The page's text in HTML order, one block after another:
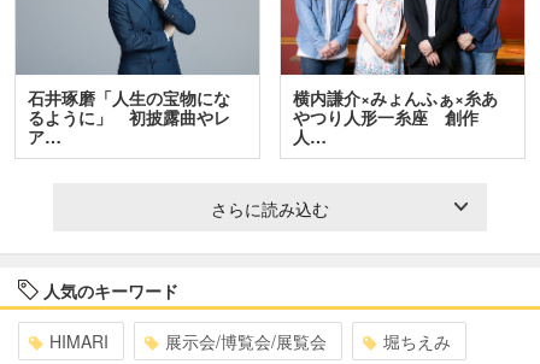
石井琢磨「人生の宝物にな
るように」 初披露曲やレ
ア…
横内謙介×みょんふぁ×糸あ
やつり人形一糸座 創作
人…
さらに読み込む
人気のキーワード
HIMARI 展示会/博覧会/展覧会 堀ちえみ